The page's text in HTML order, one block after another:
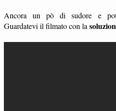
Ancora un pò di sudore e
Guardatevi il filmato con la